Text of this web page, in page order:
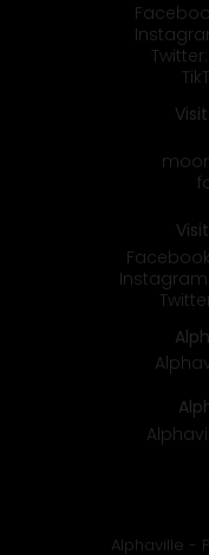
Twitter:
Instagram:
Alphaville -